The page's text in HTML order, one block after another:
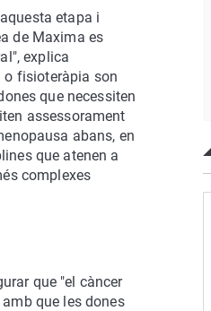
etapa i
de Maxima es
explica
o fisioteràpia son
que necessiten
assessorament
abans, en
que atenen a
complexes
que "el càncer
que les dones